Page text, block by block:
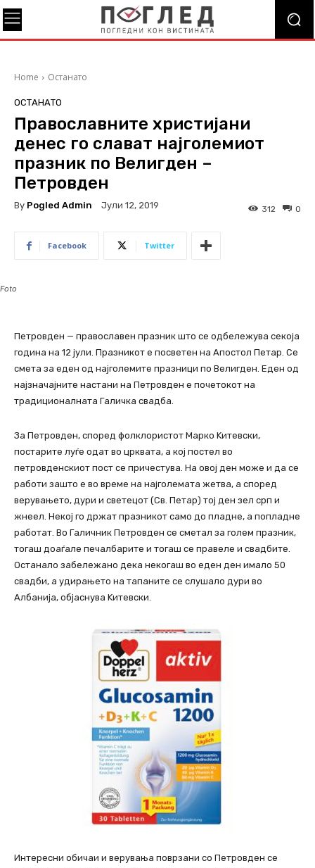
Home Останато
ОСТАНАТО
Православните христијани
денес го слават најголемиот
празник по Велигден –
Петровден
By Pogled Admin Јули 12, 2019 0
312
Facebook Twitter
Foto
Петровден — православен празник што се одбележува секоја
година на 12 јули. Празникот е посветен на Апостол Петар. Сe
смета за еден од најголемите празници по Велигден. Еден од
најзначајните настани на Петровден е почетокот на
традиционалната Галичка свадба.
За Петровден, според фолклористот Марко Kитевски,
постарите луѓе одат во црквата, а кој постел во
петровденскиот пост се причестува. На овој ден може и да се
работи зашто е во време на најголемата жетва, а според
верувањето, дури и светецот (Св. Петар) тој ден зел срп и
жнеел. Некој го држат празникот само до пладне, а попладне
работат. Во Галичник Петровден се сметал за голем празник,
тогаш доаѓале печалбарите и тогаш се правеле и свадбите.
Останало забележано дека некогаш во еден ден имало 50
свадби, а удирањето на тапаните се слушало дури во
Албанија, објаснува Kитевски.
Интересни обичаи и верувања поврзани со Петровден се